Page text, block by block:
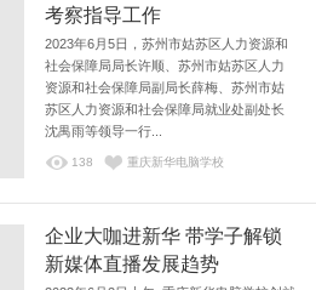
考察指导工作
2023年6月5日，苏州市姑苏区人力资源和
社会保障局局长许顺、苏州市姑苏区人力
资源和社会保障局副局长薛梅、苏州市姑
苏区人力资源和社会保障局就业处副处长
沈禺雨等领导一行...
138 重庆新华电脑学校
企业大咖进新华 带学子解锁
新媒体直播发展趋势